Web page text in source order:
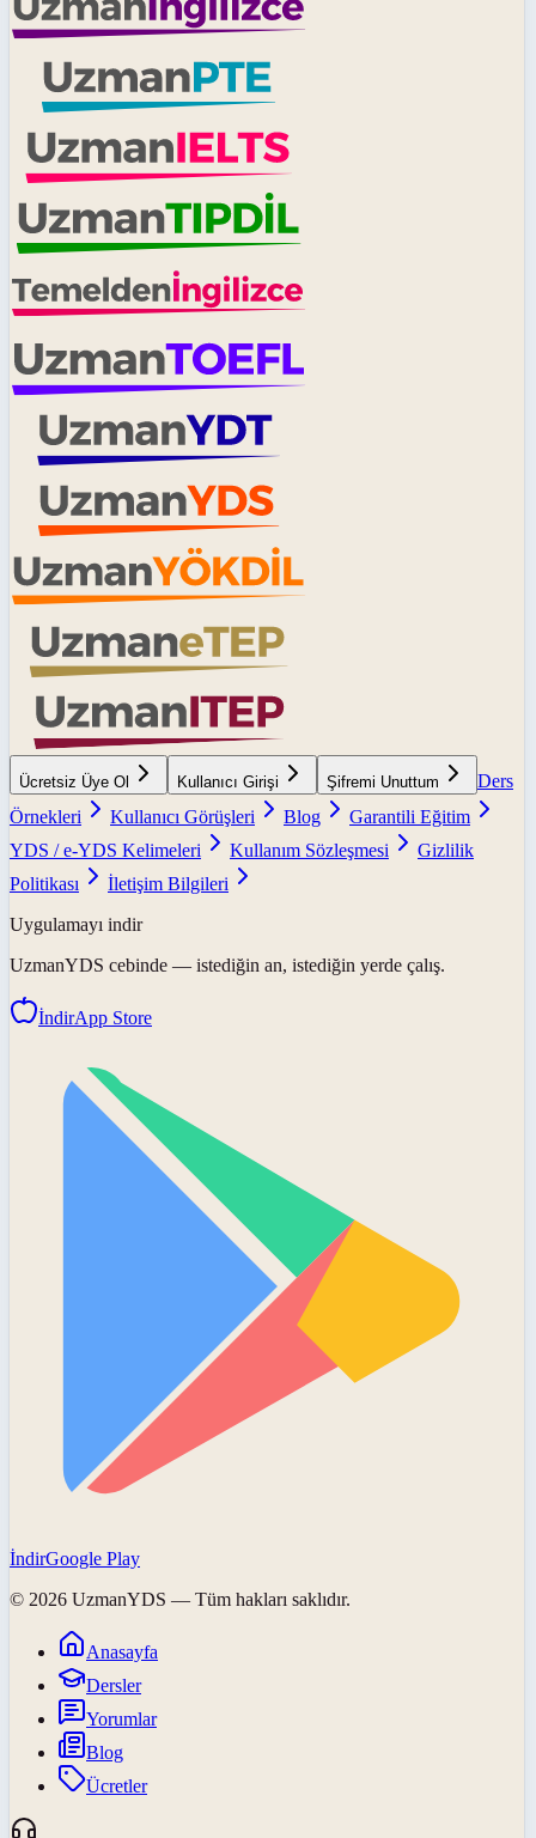
Ücretsiz Üye Ol Kullanıcı Girişi Şifremi Unuttum
Ders
Örnekleri
Kullanıcı Görüşleri Blog
Garantili Eğitim
YDS / e-YDS Kelimeleri
Kullanım Sözleşmesi
Gizlilik
Politikası
İletişim Bilgileri
Uygulamayı indir
UzmanYDS cebinde — istediğin an, istediğin yerde çalış.
İndirApp Store
İndirGoogle Play
© 2026 UzmanYDS — Tüm hakları saklıdır.
Anasayfa
Dersler
Yorumlar
Blog
Ücretler